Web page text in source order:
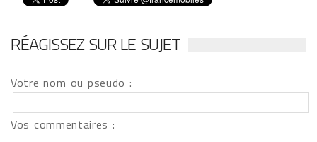
RÉAGISSEZ SUR LE SUJET
Votre nom ou pseudo :
Vos commentaires :